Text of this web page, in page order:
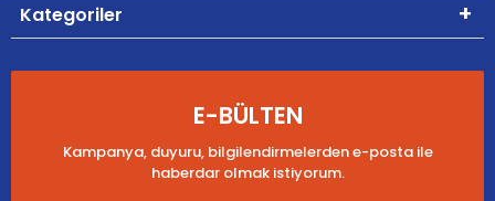
Kategoriler
E-BÜLTEN
Kampanya, duyuru, bilgilendirmelerden e-posta ile
haberdar olmak istiyorum.